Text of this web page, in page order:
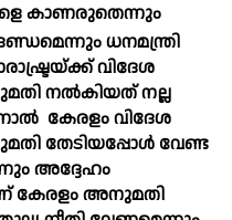
കാണരുതെന്നും
ധനമന്ത്രി
വിദേശ
നല്‍കിയത് നല്ല
കേരളം വിദേശ
തേടിയപ്പോള്‍ വേണ്ട
അദ്ദേഹം
കേരളം അനുമതി